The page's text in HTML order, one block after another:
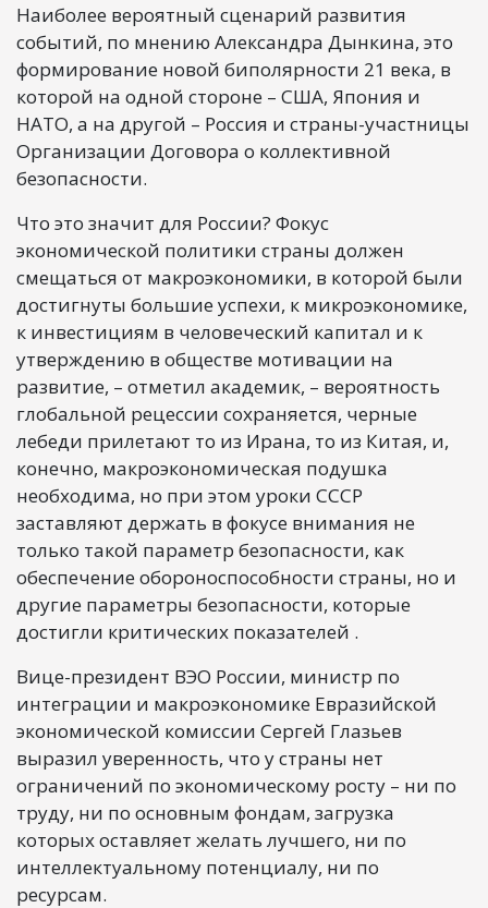
Наиболее вероятный сценарий развития
событий, по мнению Александра Дынкина, это
формирование новой биполярности 21 века, в
которой на одной стороне – США, Япония и
НАТО, а на другой – Россия и страны-участницы
Организации Договора о коллективной
безопасности.
Что это значит для России? Фокус
экономической политики страны должен
смещаться от макроэкономики, в которой были
достигнуты большие успехи, к микроэкономике,
к инвестициям в человеческий капитал и к
утверждению в обществе мотивации на
развитие, – отметил академик, – вероятность
глобальной рецессии сохраняется, черные
лебеди прилетают то из Ирана, то из Китая, и,
конечно, макроэкономическая подушка
необходима, но при этом уроки СССР
заставляют держать в фокусе внимания не
только такой параметр безопасности, как
обеспечение обороноспособности страны, но и
другие параметры безопасности, которые
достигли критических показателей .
Вице-президент ВЭО России, министр по
интеграции и макроэкономике Евразийской
экономической комиссии Сергей Глазьев
выразил уверенность, что у страны нет
ограничений по экономическому росту – ни по
труду, ни по основным фондам, загрузка
которых оставляет желать лучшего, ни по
интеллектуальному потенциалу, ни по
ресурсам.